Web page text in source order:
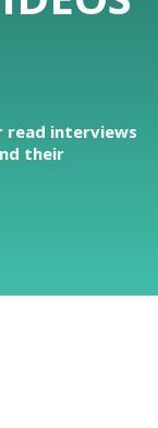
read interviews
their